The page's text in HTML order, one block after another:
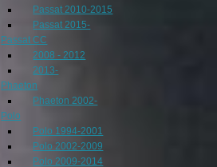
Passat 2010-2015
Passat 2015-
Passat CC
2008 - 2012
2013-
Phaeton
Phaeton 2002-
Polo
Polo 1994-2001
Polo 2002-2009
Polo 2009-2014